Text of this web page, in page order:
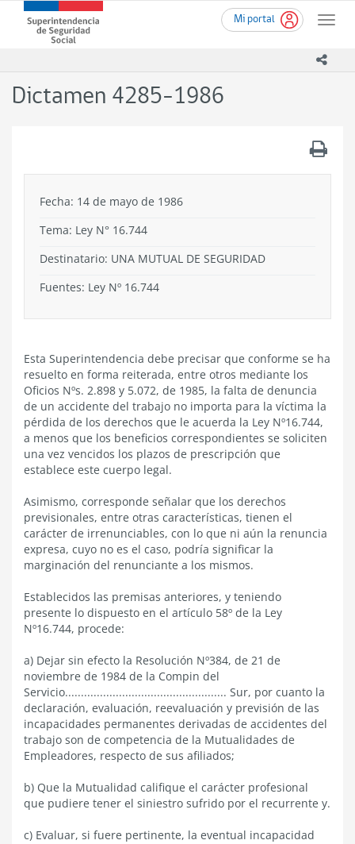
contenido
Mi portal
Toggle
Superintendencia
de
-
Dictamen 4285-1986
Fecha: 14 de mayo de 1986
Tema: Ley N° 16.744
Destinatario: UNA MUTUAL DE SEGURIDAD
Fuentes: Ley Nº 16.744
Esta Superintendencia debe precisar que conforme se ha
resuelto en forma reiterada, entre otros mediante los
Oficios Nºs. 2.898 y 5.072, de 1985, la falta de denuncia
de un accidente del trabajo no importa para la víctima la
pérdida de los derechos que le acuerda la Ley Nº16.744,
a menos que los beneficios correspondientes se soliciten
una vez vencidos los plazos de prescripción que
establece este cuerpo legal.
Asimismo, corresponde señalar que los derechos
previsionales, entre otras características, tienen el
carácter de irrenunciables, con lo que ni aún la renuncia
expresa, cuyo no es el caso, podría significar la
marginación del renunciante a los mismos.
Establecidos las premisas anteriores, y teniendo
presente lo dispuesto en el artículo 58º de la Ley
Nº16.744, procede:
a) Dejar sin efecto la Resolución Nº384, de 21 de
noviembre de 1984 de la Compin del
Servicio................................................... Sur, por cuanto la
declaración, evaluación, reevaluación y previsión de las
incapacidades permanentes derivadas de accidentes del
trabajo son de competencia de la Mutualidades de
Empleadores, respecto de sus afiliados;
b) Que la Mutualidad califique el carácter profesional
que pudiere tener el siniestro sufrido por el recurrente y.
c) Evaluar, si fuere pertinente, la eventual incapacidad